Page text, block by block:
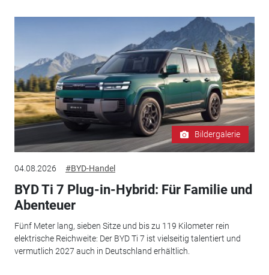
Bildergalerie
04.08.2026 #BYD-Handel
BYD Ti 7 Plug-in-Hybrid: Für Familie und
Abenteuer
Fünf Meter lang, sieben Sitze und bis zu 119 Kilometer rein
elektrische Reichweite: Der BYD Ti 7 ist vielseitig talentiert und
vermutlich 2027 auch in Deutschland erhältlich.